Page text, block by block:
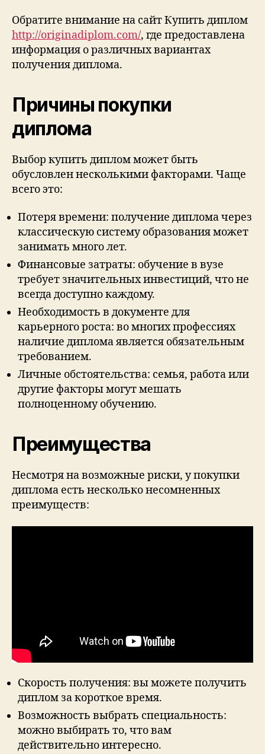
Обратите внимание на сайт Купить диплом
http://originadiplom.com/, где предоставлена
информация о различных вариантах
получения диплома.
Причины покупки
диплома
Выбор купить диплом может быть
обусловлен несколькими факторами. Чаще
всего это:
Потеря времени: получение диплома через
классическую систему образования может
занимать много лет.
Финансовые затраты: обучение в вузе
требует значительных инвестиций, что не
всегда доступно каждому.
Необходимость в документе для
карьерного роста: во многих профессиях
наличие диплома является обязательным
требованием.
Личные обстоятельства: семья, работа или
другие факторы могут мешать
полноценному обучению.
Преимущества
Несмотря на возможные риски, у покупки
диплома есть несколько несомненных
преимуществ:
Скорость получения: вы можете получить
диплом за короткое время.
Возможность выбрать специальность:
можно выбирать то, что вам
действительно интересно.